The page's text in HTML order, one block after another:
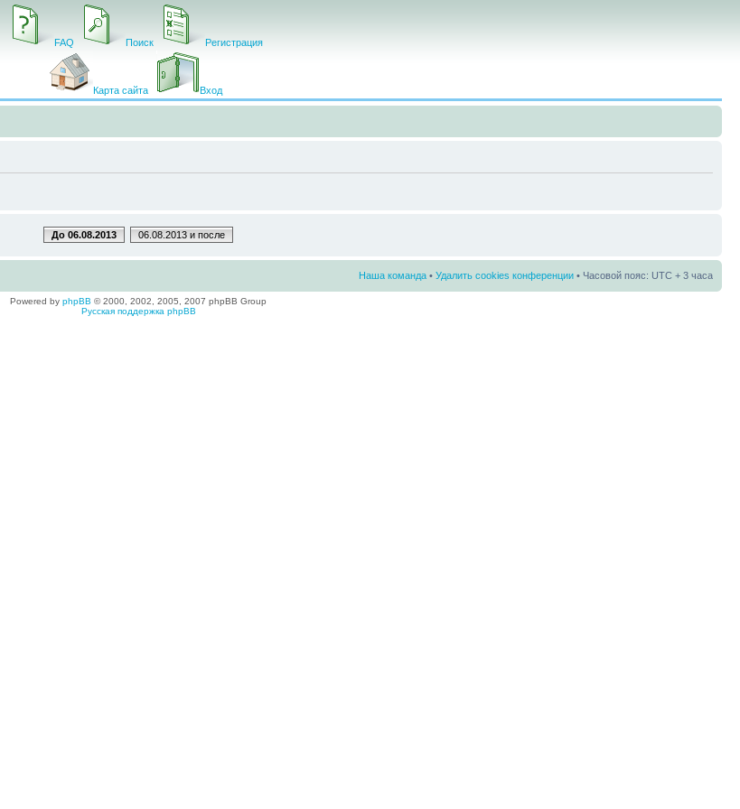
FAQ Поиск Регистрация
Карта сайта Вход
До 06.08.2013 06.08.2013 и после
Наша команда • Удалить cookies конференции • Часовой пояс: UTC + 3 часа
Powered by phpBB © 2000, 2002, 2005, 2007 phpBB Group
Русская поддержка phpBB